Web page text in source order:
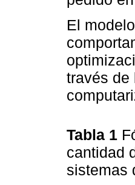
El
través de
Tabla 1
cantidad
sistemas